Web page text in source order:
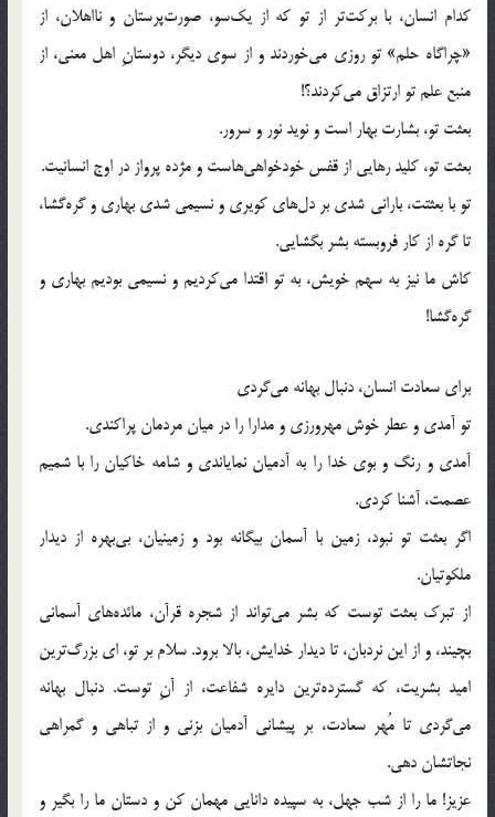
کدام انسان، با برکت‌تر از تو که از یک‌سو، صورت‌پرستان و نااهلان، از
«چراگاه حلم» تو روزی می‌خوردند و از سوی دیگر، دوستانِ اهل معنی، از
منبع علم تو ارتزاق می‌کردند؟!
بعثت تو، بشارت بهار است و نوید نور و سرور.
بعثت تو، کلید رهایی از قفس خودخواهی‌هاست و مژده پرواز در اوج انسانیت.
تو با بعثتت، بارانی شدی بر دل‌های کویری و نسیمی شدی بهاری و گره‌گشا،
تا گره از کار فروبسته بشر بگشایی.
کاش ما نیز به سهم خویش، به تو اقتدا می‌کردیم و نسیمی بودیم بهاری و
گره‌گشا!
برای سعادت انسان، دنبال بهانه می‌گردی
تو آمدی و عطر خوش مهرورزی و مدارا را در میان مردمان پراکندی.
آمدی و رنگ و بوی خدا را به آدمیان نمایاندی و شامه خاکیان را با شمیم
عصمت، آشنا کردی.
اگر بعثت تو نبود، زمین با آسمان بیگانه بود و زمینیان، بی‌بهره از دیدار
ملکوتیان.
از تبرک بعثت توست که بشر می‌تواند از شجره قرآن، مائده‌های آسمانی
بچیند، و از این نردبان، تا دیدار خدایش، بالا برود. سلام بر تو، ای بزرگ‌ترین
امید بشریت، که گسترده‌ترین دایره شفاعت، از آنِ توست. دنبال بهانه
می‌گردی تا مُهر سعادت، بر پیشانی آدمیان بزنی و از تباهی و گمراهی
نجاتشان دهی.
عزیز! ما را از شب جهل، به سپیده دانایی مهمان کن و دستان ما را بگیر و